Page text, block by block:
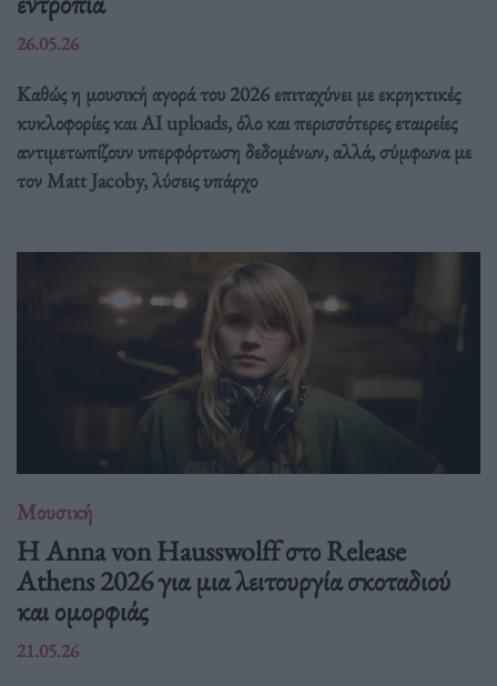
26.05.26
Καθώς η μουσική αγορά του 2026 επιταχύνει με εκρηκτικές
κυκλοφορίες και AI uploads, όλο και περισσότερες εταιρείες
αντιμετωπίζουν υπερφόρτωση δεδομένων, αλλά, σύμφωνα με
τον Matt Jacoby, λύσεις υπάρχο
Μουσική
Η Anna von Hausswolff στο Release
Athens 2026 για μια λειτουργία σκοταδιού
και ομορφιάς
21.05.26